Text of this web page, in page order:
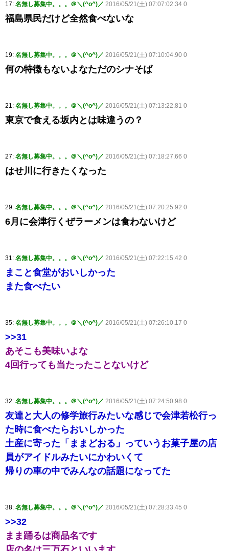
17: 名無し募集中。。。＠＼(^o^)／ 2016/05/21(土) 07:07:02.34 0
福島県民だけど全然食べないな
19: 名無し募集中。。。＠＼(^o^)／ 2016/05/21(土) 07:10:04.90 0
何の特徴もないよなただのシナそば
21: 名無し募集中。。。＠＼(^o^)／ 2016/05/21(土) 07:13:22.81 0
東京で食える坂内とは味違うの？
27: 名無し募集中。。。＠＼(^o^)／ 2016/05/21(土) 07:18:27.66 0
はせ川に行きたくなった
29: 名無し募集中。。。＠＼(^o^)／ 2016/05/21(土) 07:20:25.92 0
6月に会津行くぜラーメンは食わないけど
31: 名無し募集中。。。＠＼(^o^)／ 2016/05/21(土) 07:22:15.42 0
まこと食堂がおいしかった
また食べたい
35: 名無し募集中。。。＠＼(^o^)／ 2016/05/21(土) 07:26:10.17 0
>>31
あそこも美味いよな
4回行っても当たったことないけど
32: 名無し募集中。。。＠＼(^o^)／ 2016/05/21(土) 07:24:50.98 0
友達と大人の修学旅行みたいな感じで会津若松行っ
た時に食べたらおいしかった
土産に寄った「ままどおる」っていうお菓子屋の店
員がアイドルみたいにかわいくて
帰りの車の中でみんなの話題になってた
38: 名無し募集中。。。＠＼(^o^)／ 2016/05/21(土) 07:28:33.45 0
>>32
まま踊るは商品名です